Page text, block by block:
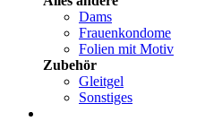
Dams
Frauenkondome
Folien mit Motiv
Zubehör
Gleitgel
Sonstiges